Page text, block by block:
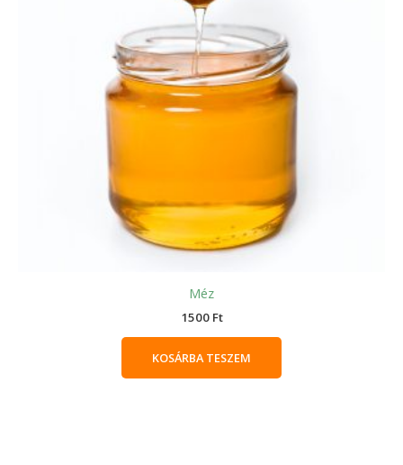
Méz
1500 Ft
KOSÁRBA TESZEM